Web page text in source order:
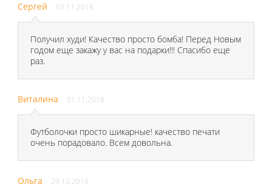
Сергей 03.11.2018
Получил худи! Качество просто бомба! Перед Новым
годом еще закажу у вас на подарки!!! Спасибо еще
раз.
Виталина 01.11.2018
Футболочки просто шикарные! качество печати
очень порадовало. Всем довольна.
Ольга 29.10.2018